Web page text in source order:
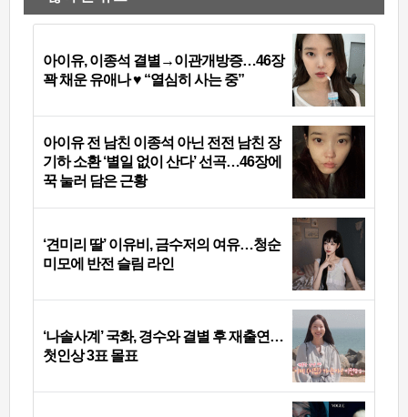
아이유, 이종석 결별→이관개방증…46장
꽉 채운 유애나 ♥ “열심히 사는 중”
아이유 전 남친 이종석 아닌 전전 남친 장
기하 소환 ‘별일 없이 산다’ 선곡…46장에
꾹 눌러 담은 근황
‘견미리 딸’ 이유비, 금수저의 여유…청순
미모에 반전 슬림 라인
‘나솔사계’ 국화, 경수와 결별 후 재출연…
첫인상 3표 몰표